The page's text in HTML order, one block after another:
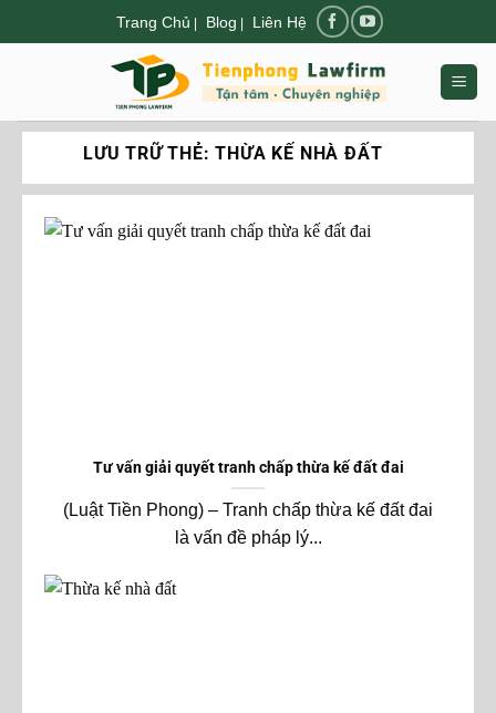
đến
Trang Chủ | Blog | Liên Hệ
LƯU TRỮ THẺ:THỪA KẾ NHÀ ĐẤT
Tư vấn giải quyết tranh chấp thừa kế đất đai
(Luật Tiền Phong) – Tranh chấp thừa kế đất đai
là vấn đề pháp lý...